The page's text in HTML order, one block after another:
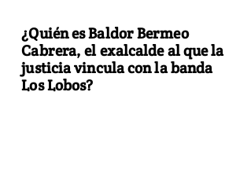
¿Quién es Baldor Bermeo
Cabrera, el exalcalde al que la
justicia vincula con la banda
Los Lobos?